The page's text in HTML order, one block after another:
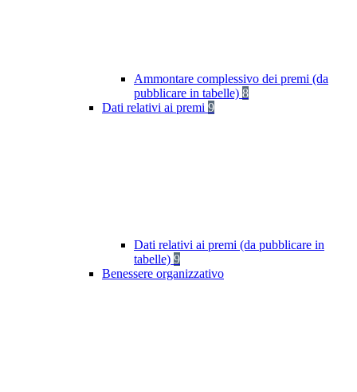
Ammontare complessivo dei premi (da
pubblicare in tabelle) 8
Dati relativi ai premi 9
Dati relativi ai premi (da pubblicare in
tabelle) 9
Benessere organizzativo